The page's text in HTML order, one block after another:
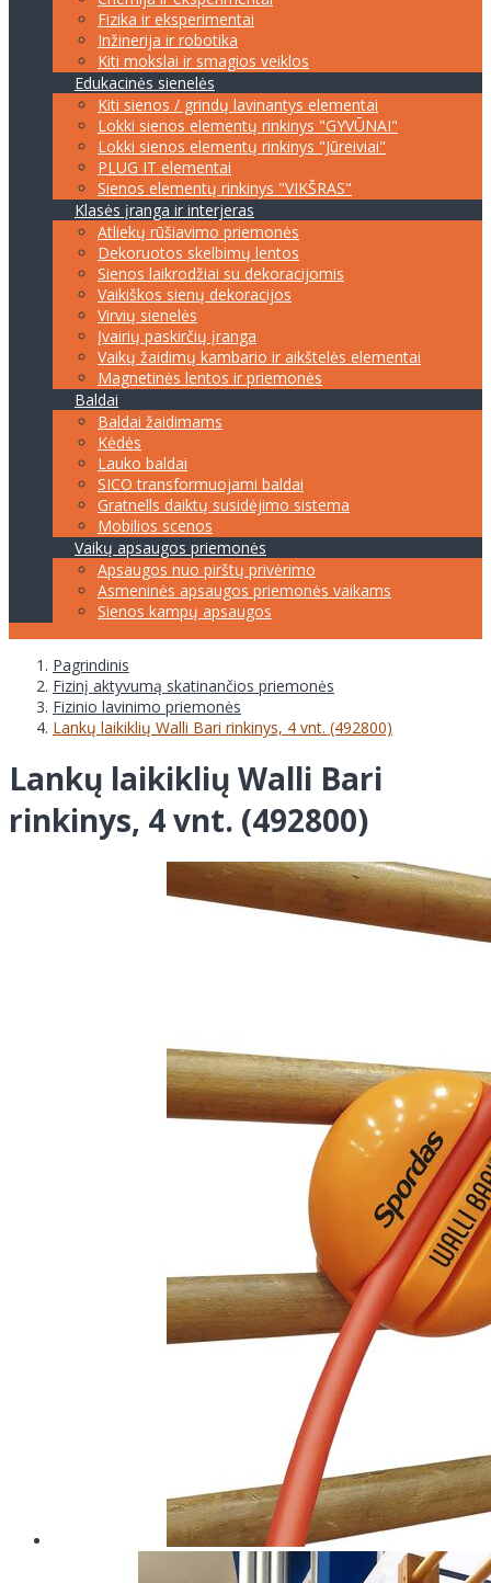
Fizika ir eksperimentai
Inžinerija ir robotika
Kiti mokslai ir smagios veiklos
Edukacinės sienelės
Kiti sienos / grindų lavinantys elementai
Lokki sienos elementų rinkinys "GYVŪNAI"
Lokki sienos elementų rinkinys "Jūreiviai"
PLUG IT elementai
Sienos elementų rinkinys "VIKŠRAS"
Klasės įranga ir interjeras
Atliekų rūšiavimo priemonės
Dekoruotos skelbimų lentos
Sienos laikrodžiai su dekoracijomis
Vaikiškos sienų dekoracijos
Virvių sienelės
Įvairių paskirčių įranga
Vaikų žaidimų kambario ir aikštelės elementai
Magnetinės lentos ir priemonės
Baldai
Baldai žaidimams
Kėdės
Lauko baldai
SICO transformuojami baldai
Gratnells daiktų susidėjimo sistema
Mobilios scenos
Vaikų apsaugos priemonės
Apsaugos nuo pirštų privėrimo
Asmeninės apsaugos priemonės vaikams
Sienos kampų apsaugos
Pagrindinis
Fizinį aktyvumą skatinančios priemonės
Fizinio lavinimo priemonės
Lankų laikiklių Walli Bari rinkinys, 4 vnt. (492800)
Lankų laikiklių Walli Bari
rinkinys, 4 vnt. (492800)